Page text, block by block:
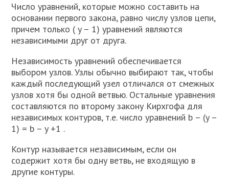
Число уравнений, которые можно составить на
основании первого закона, равно числу узлов цепи,
причем только ( y – 1) уравнений являются
независимыми друг от друга.
Независимость уравнений обеспечивается
выбором узлов. Узлы обычно выбирают так, чтобы
каждый последующий узел отличался от смежных
узлов хотя бы одной ветвью. Остальные уравнения
составляются по второму закону Кирхгофа для
независимых контуров, т.е. число уравнений b – (y –
1) = b – y +1 .
Контур называется независимым, если он
содержит хотя бы одну ветвь, не входящую в
другие контуры.